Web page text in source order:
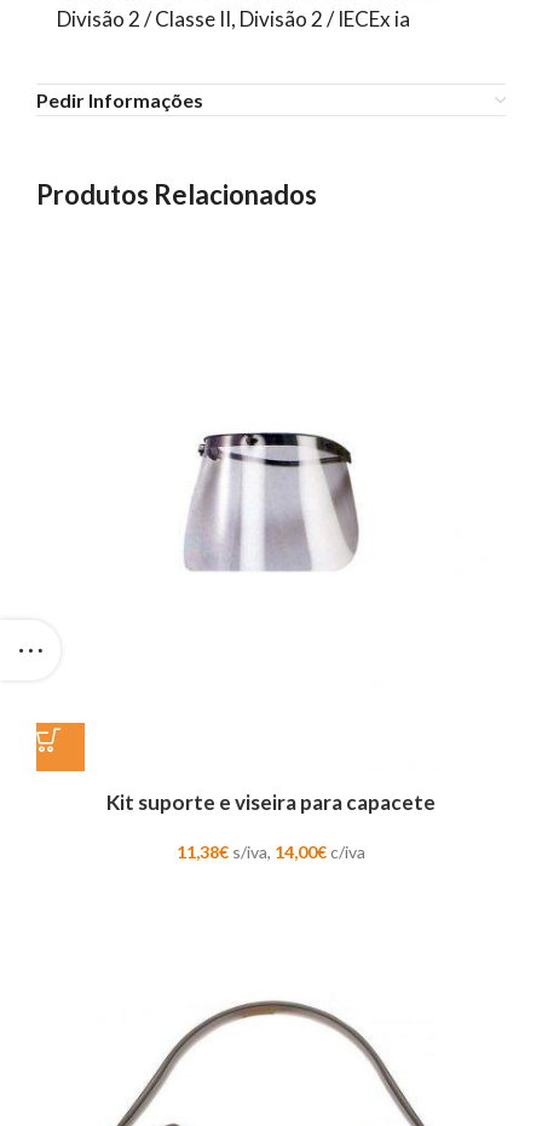
Divisão 2 / Classe II, Divisão 2 / IECEx ia
Pedir Informações
Produtos Relacionados
Kit suporte e viseira para capacete
11,38€ s/iva, 14,00€c/iva